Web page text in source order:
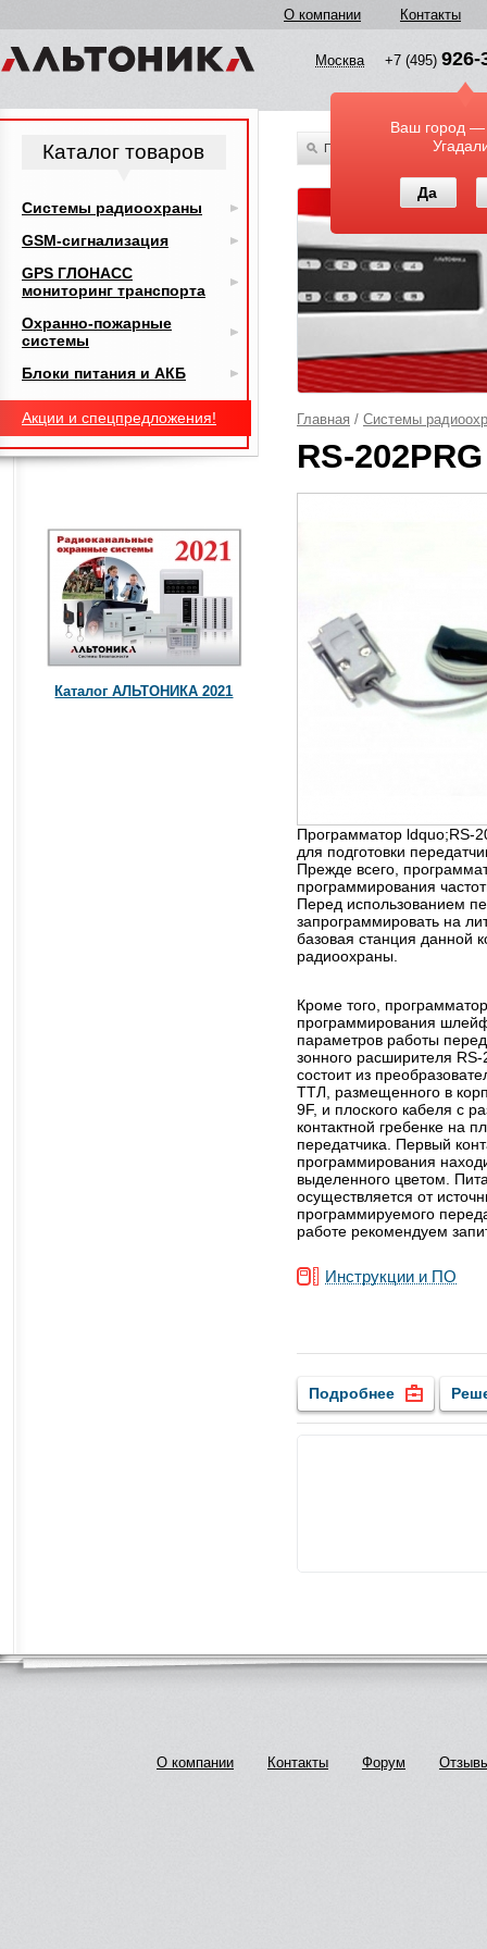
О компании Контакты
Москва +7 (495) 926-
Ваш город —
Да
По всему каталогу
Главная / Системы
RS-202PRG
Программатор ldquo;RS-
для подготовки
Прежде всего,
программирования
Перед использованием
запрограммировать на
базовая станция данной
радиоохраны.
Кроме того,
программирования
параметров работы
зонного расширителя
состоит из
ТТЛ, размещенного в
9F, и плоского кабеля с
контактной гребенке на
передатчика. Первый
программирования
выделенного цветом.
осуществляется от
программируемого
работе рекомендуем
Инструкции и ПО
Подробнее
Каталог товаров
Системы радиоохраны
GSM-сигнализация
GPS ГЛОНАСС
мониторинг транспорта
Охранно-пожарные
системы
Блоки питания и АКБ
Акции и спецпредложения!
Каталог АЛЬТОНИКА 2021
О компании Контакты Форум